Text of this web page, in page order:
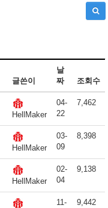
글쓴이
날
짜
조회수
HellMaker
04-
22
7,462
HellMaker
03-
09
8,398
HellMaker
02-
04
9,138
11-
9,442